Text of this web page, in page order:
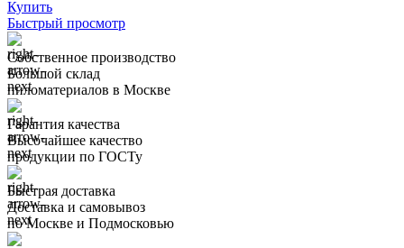
Купить
Быстрый просмотр
Собственное производство
Большой склад
пиломатериалов в Москве
Гарантия качества
Высочайшее качество
продукции по ГОСТу
Быстрая доставка
Доставка и самовывоз
по Москве и Подмосковью